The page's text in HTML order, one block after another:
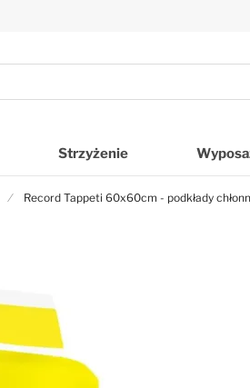
Strzyżenie
Record Tappeti 60x60cm - podkłady